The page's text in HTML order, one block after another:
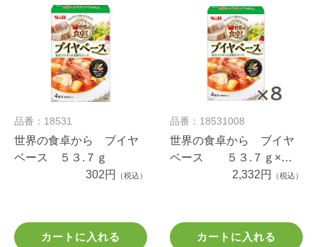
品番：18531
世界の食卓から ブイヤ
ベース ５３.７ｇ
302円
（税込）
カートに入れる
品番：18531008
世界の食卓から ブイヤ
ベース ５３.７ｇ×８
2,332円 （税込）
カートに入れる